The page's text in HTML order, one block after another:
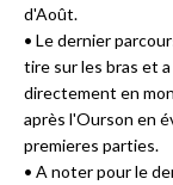
d'Août.
• Le dernier
tire sur les bras et
directement en
après l'Ourson en
premieres parties.
• A noter pour le